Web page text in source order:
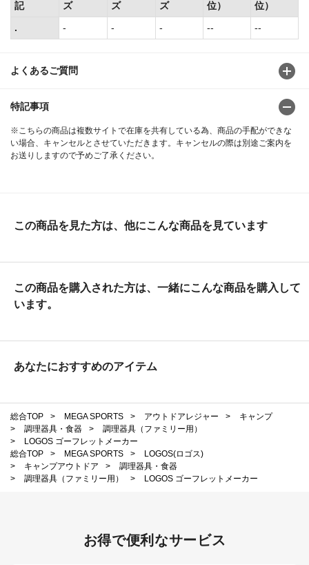
よくあるご質問
特記事項
※こちらの商品は複数サイトで在庫を共有している為、商品の手配ができな
い場合、キャンセルとさせていただきます。キャンセルの際は別途ご案内を
お送りしますので予めご了承ください。
記 ズ ズ ズ 位）
位）
.
- - - -- --
この商品を見た方は、他にこんな商品を見ています
この商品を購入された方は、一緒にこんな商品を購入して
います。
あなたにおすすめのアイテム
総合TOP > MEGA SPORTS > アウトドアレジャー >
キャンプ
>
調理器具・食器 >
調理器具（ファミリー用）
>
LOGOS ゴーフレットメーカー
総合TOP
> MEGA SPORTS >
LOGOS(ロゴス)
>
キャンプアウトドア >
調理器具・食器
>
調理器具（ファミリー用） > LOGOS ゴーフレットメーカー
お得で便利なサービス